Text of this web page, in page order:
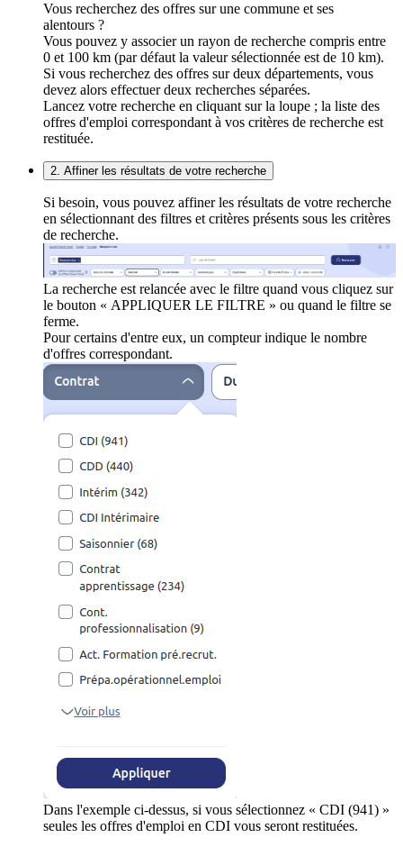
Vous recherchez des offres sur une commune et ses
alentours ?
Vous pouvez y associer un rayon de recherche compris entre
0 et 100 km (par défaut la valeur sélectionnée est de 10 km).
Si vous recherchez des offres sur deux départements, vous
devez alors effectuer deux recherches séparées.
Lancez votre recherche en cliquant sur la loupe ; la liste des
offres d'emploi correspondant à vos critères de recherche est
restituée.
2. Affiner les résultats de votre recherche
Si besoin, vous pouvez affiner les résultats de votre recherche
en sélectionnant des filtres et critères présents sous les critères
de recherche.
La recherche est relancée avec le filtre quand vous cliquez sur
le bouton « APPLIQUER LE FILTRE » ou quand le filtre se
ferme.
Pour certains d'entre eux, un compteur indique le nombre
d'offres correspondant.
Dans l'exemple ci-dessus, si vous sélectionnez « CDI (941) »
seules les offres d'emploi en CDI vous seront restituées.